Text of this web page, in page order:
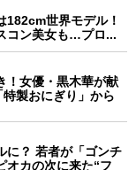
182cm世界モデル！
コン美女も…プロ...
！女優・黒木華が献
製おにぎり」から
に？ 若者が「ゴンチ
オカの次に来た“フ